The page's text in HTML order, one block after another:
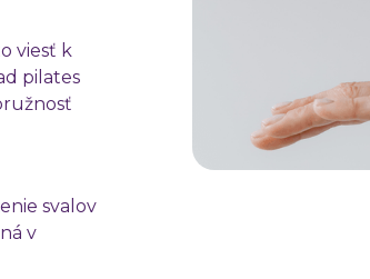
viesť k
pilates
svalov
v